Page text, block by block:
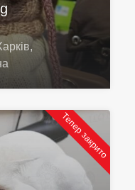
Тепер закрито